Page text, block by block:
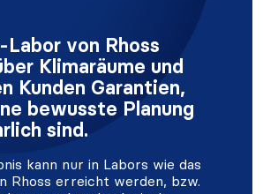
Labor von Rhoss
Klimaräume und
Kunden Garantien,
bewusste Planung
sind.
kann nur in Labors wie das
Rhoss erreicht werden, bzw.